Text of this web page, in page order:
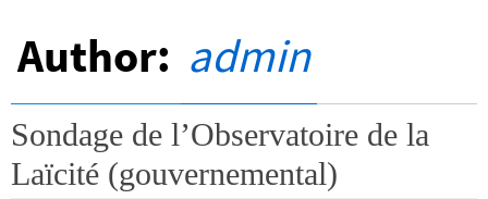
Author: admin
Sondage de l’Observatoire de la
Laïcité (gouvernemental)